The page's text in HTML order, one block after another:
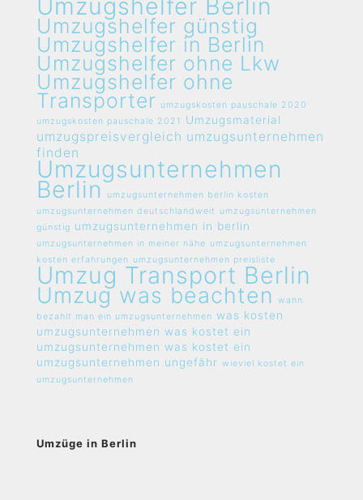
Umzugshelfer Berlin
Umzugshelfer günstig
Umzugshelfer in Berlin
Umzugshelfer ohne Lkw
Umzugshelfer ohne
Transporter umzugskosten pauschale 2020
umzugskosten pauschale 2021
Umzugsmaterial
umzugspreisvergleich umzugsunternehmen
finden
Umzugsunternehmen
Berlin
umzugsunternehmen berlin kosten
umzugsunternehmen deutschlandweit
umzugsunternehmen
günstig umzugsunternehmen in berlin
umzugsunternehmen in meiner nähe umzugsunternehmen
kosten erfahrungen umzugsunternehmen preisliste
Umzug Transport Berlin
Umzug was beachten
wann
bezahlt man ein umzugsunternehmen was kosten
umzugsunternehmen was kostet ein
umzugsunternehmen was kostet ein
umzugsunternehmen ungefähr wieviel kostet ein
umzugsunternehmen
Umzüge in Berlin